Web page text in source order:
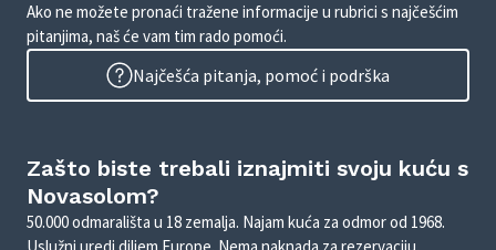
Ako ne možete pronaći tražene informacije u rubrici s najčešćim
pitanjima, naš će vam tim rado pomoći.
Najčešća pitanja, pomoć i podrška
Zašto biste trebali iznajmiti svoju kuću s
Novasolom?
50.000 odmarališta u 18 zemalja. Najam kuća za odmor od 1968.